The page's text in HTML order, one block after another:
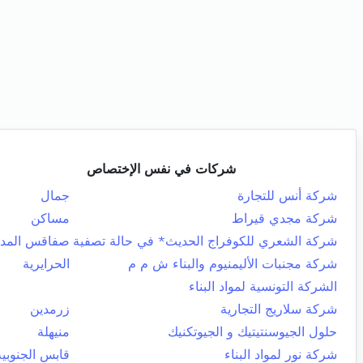
شركات في نفس الإختصاص
شركة أنس للتجارة
جمال
شركة مجدي قيراط
مساكن
شركة الشعري للكوفراج الحديث* في حالة تصفية صفاقس
شركة مجنبات الأليمنيوم والبناء ش م م
الحرايرية
الشركة التونسية لمواد البناء
شركة سلاريج التجارية
زرمدين
حلول الجيوسنتيتيك و الجيوتكنيك
منيهلة
شركة نور لمواد البناء
قابس